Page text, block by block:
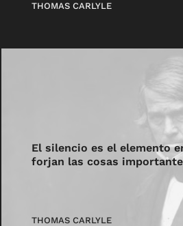
THOMAS CARLYLE
El silencio es el elemento
forjan las cosas
THOMAS CARLYLE